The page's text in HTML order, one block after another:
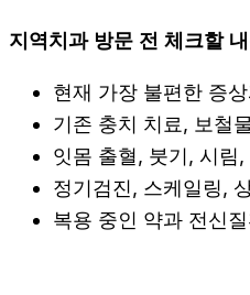
지역치과 방문 전 체크할
현재 가장 불편한 증
기존 충치 치료, 보철
잇몸 출혈, 붓기, 시림
정기검진, 스케일링,
복용 중인 약과 전신